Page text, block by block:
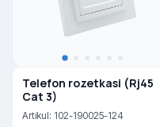
Telefon rozetkasi (Rj45
Cat 3)
Artikul: 102-190025-124